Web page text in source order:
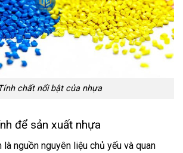
chất nổi bật của nhựa
để sản xuất nhựa
nguồn nguyên liệu chủ yếu và quan